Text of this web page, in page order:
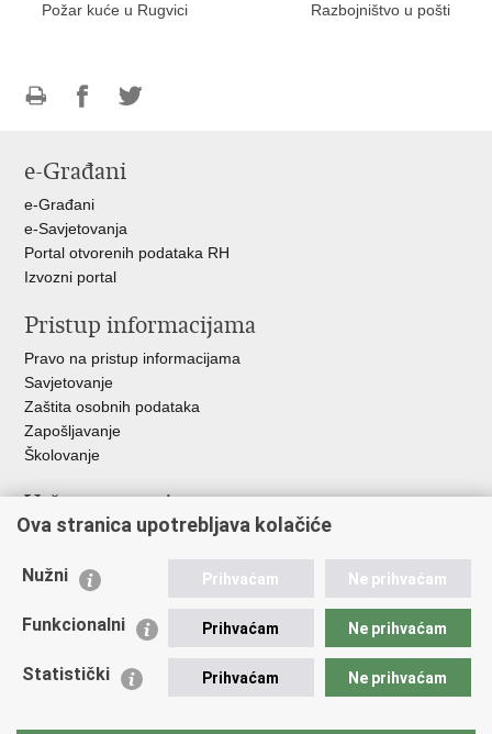
Požar kuće u Rugvici
Razbojništvo u pošti
FacebookuTwitteru
e-Građani
e-Građani
e-Savjetovanja
Portal otvorenih podataka RH
Izvozni portal
Pristup informacijama
Pravo na pristup informacijama
Savjetovanje
Zaštita osobnih podataka
Zapošljavanje
Školovanje
Važne poveznice
Ministarstvo unutarnjih poslova
Udruge
Policijska akademija
Zaklada policijske solidarnosti
Vučetić"
Ova stranica upotrebljava kolačiće
Nužni Prihvaćam Ne prihvaćam
Funkcionalni Prihvaćam Ne prihvaćam
Statistički Prihvaćam Ne prihvaćam